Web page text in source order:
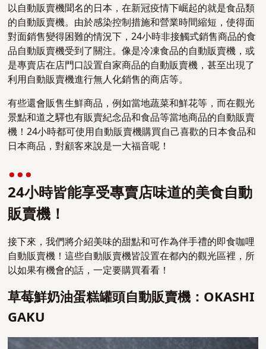
以自動販賣機聞名的日本，在新冠疫情下崛起的就是食品類
的自動販賣機。由於感染控制措施和營業時間縮短，使得面
對面銷售變得困難的情況下，24小時非接觸式銷售商品的食
品自動販賣機受到了關注。像是冷凍食品的自動販賣機，或
是專賣店在店門口設置自家商品的自動販賣機，甚至出現了
利用自動販賣機進行無人化銷售的商店等。
有些還會販售生鮮商品，例如當地蔬菜和鮮花等，而在觀光
景點和道之驛也有販賣紀念品和食品等當地商品的自動販賣
機！24小時都可使用自動販賣機購買自己喜歡的日本食品和
日本商品，對顧客來說是一大福音呢！
24小時皆能享受專賣店味道的美食自動
販賣機！
接下來，我們將介紹美味的甜點和可作為伴手禮的即食咖哩
自動販賣機！這些自動販賣機皆設置在都內的觀光區裡，所
以如果有機會的話，一定要購買看看！
草莓鮮奶油蛋糕罐頭自動販賣機：OKASHI
GAKU